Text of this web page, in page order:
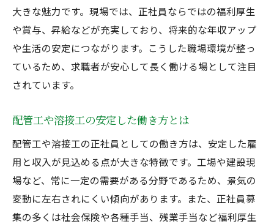
配管工正社員で安定収入を実現する方法
配管工正社員が得る安定収入のポイント
未経験者も安心な昇給制度と評価体制
経験者が選ぶ配管工求人の収入面の魅力
溶接工と配管工で比較する収入アップ術
未経験者が溶接技術を習得する具体策
経験者も活かせる資格取得支援の魅力
配管工として将来設計を強化する方法
正社員募集でスキルアップを目指す理由
大きな魅力です。現場では、正社員ならではの福利厚生
や賞与、昇給などが充実しており、将来的な年収アップ
や生活の安定につながります。こうした職場環境が整っ
ているため、求職者が安心して長く働ける場として注目
されています。
配管工や溶接工の安定した働き方とは
配管工や溶接工の正社員としての働き方は、安定した雇
用と収入が見込める点が大きな特徴です。工場や建設現
場など、常に一定の需要がある分野であるため、景気の
変動に左右されにくい傾向があります。また、正社員募
集の多くは社会保険や各種手当、残業手当など福利厚生